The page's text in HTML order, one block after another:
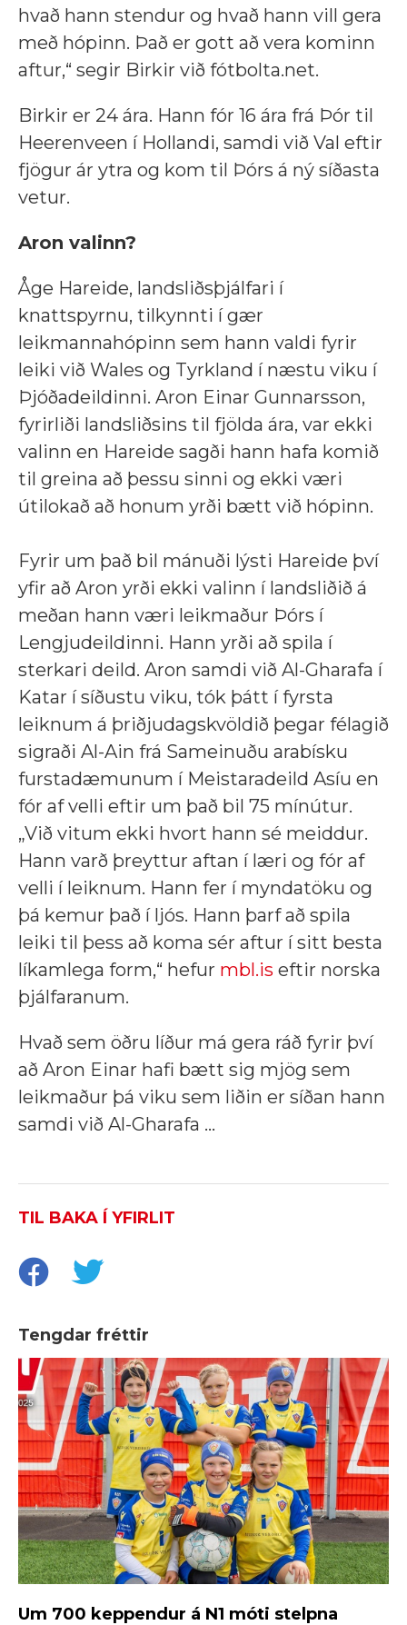
hvað hann stendur og hvað hann vill gera
með hópinn. Það er gott að vera kominn
aftur,“ segir Birkir við fótbolta.net.
Birkir er 24 ára. Hann fór 16 ára frá Þór til
Heerenveen í Hollandi, samdi við Val eftir
fjögur ár ytra og kom til Þórs á ný síðasta
vetur.
Aron valinn?
Åge Hareide, landsliðsþjálfari í
knattspyrnu, tilkynnti í gær
leikmannahópinn sem hann valdi fyrir
leiki við Wales og Tyrkland í næstu viku í
Þjóðadeildinni. Aron Einar Gunnarsson,
fyrirliði landsliðsins til fjölda ára, var ekki
valinn en Hareide sagði hann hafa komið
til greina að þessu sinni og ekki væri
útilokað að honum yrði bætt við hópinn.
Fyrir um það bil mánuði lýsti Hareide því
yfir að Aron yrði ekki valinn í landsliðið á
meðan hann væri leikmaður Þórs í
Lengjudeildinni. Hann yrði að spila í
sterkari deild. Aron samdi við Al-Gharafa í
Katar í síðustu viku, tók þátt í fyrsta
leiknum á þriðjudagskvöldið þegar félagið
sigraði Al-Ain frá Sameinuðu arabísku
furstadæmunum í Meistaradeild Asíu en
fór af velli eftir um það bil 75 mínútur.
„Við vit­um ekki hvort hann sé meidd­ur.
Hann varð þreytt­ur aft­an í læri og fór af
velli í leikn­um. Hann fer í mynda­töku og
þá kem­ur það í ljós. Hann þarf að spila
leiki til þess að koma sér aft­ur í sitt besta
lík­am­lega form,“ hefur mbl.is eftir norska
þjálf­ar­anum.
Hvað sem öðru líður má gera ráð fyrir því
að Aron Einar hafi bætt sig mjög sem
leikmaður þá viku sem liðin er síðan hann
samdi við Al-Gharafa ...
TIL BAKA Í YFIRLIT
Tengdar fréttir
Um 700 keppendur á N1 móti stelpna